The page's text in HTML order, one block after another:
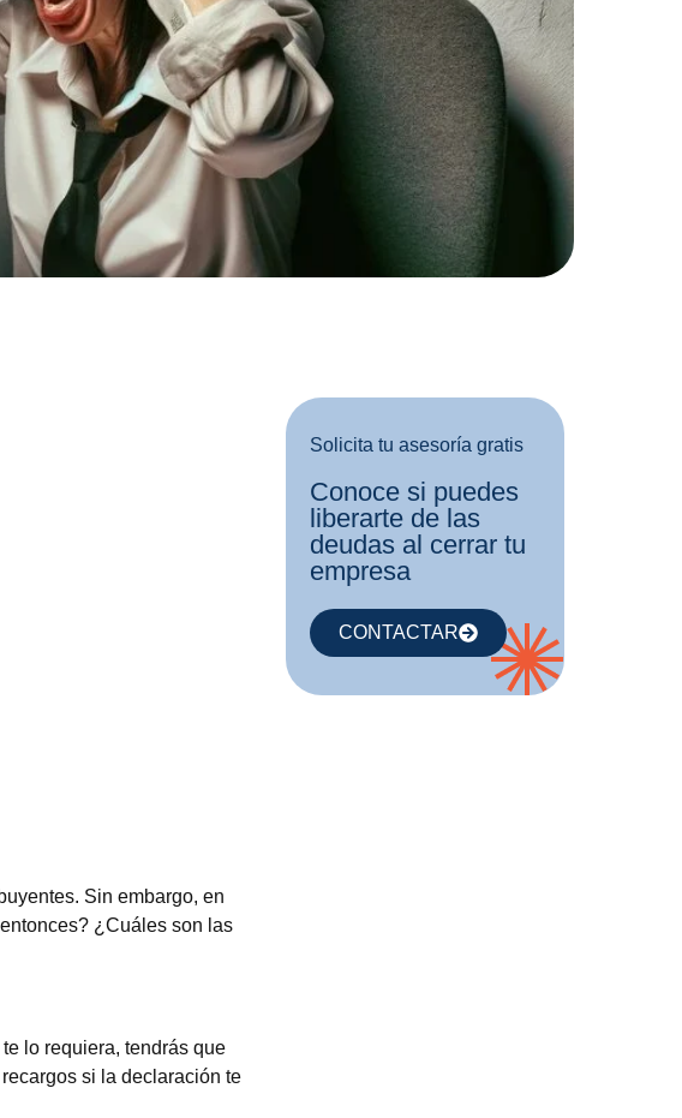
Sin embargo, en
¿Cuáles son las
te lo requiera, tendrás que
si la declaración te
Solicita tu asesoría gratis
Conoce si puedes
liberarte de las
deudas al cerrar tu
empresa
CONTACTAR